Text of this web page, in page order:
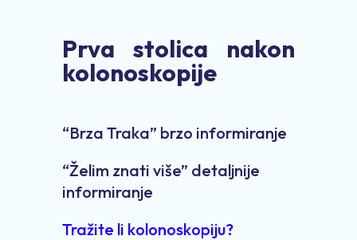
Prva stolica nakon
kolonoskopije
“Brza Traka” brzo informiranje
“Želim znati više” detaljnije
informiranje
Tražite li kolonoskopiju?